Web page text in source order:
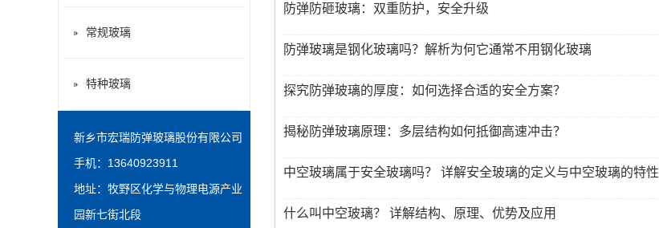
防弹防砸玻璃：双重防护，安全升级
​防弹玻璃是钢化玻璃吗？解析为何它通常不用钢化玻璃
探究防弹玻璃的厚度：如何选择合适的安全方案？
揭秘防弹玻璃原理：多层结构如何抵御高速冲击？
中空玻璃属于安全玻璃吗？ 详解安全玻璃的定义与中空玻璃的特性
什么叫中空玻璃？ 详解结构、原理、优势及应用
常规玻璃
特种玻璃
新乡市宏瑞防弹玻璃股份有限公司
手机：13640923911
地址：牧野区化学与物理电源产业
园新七街北段